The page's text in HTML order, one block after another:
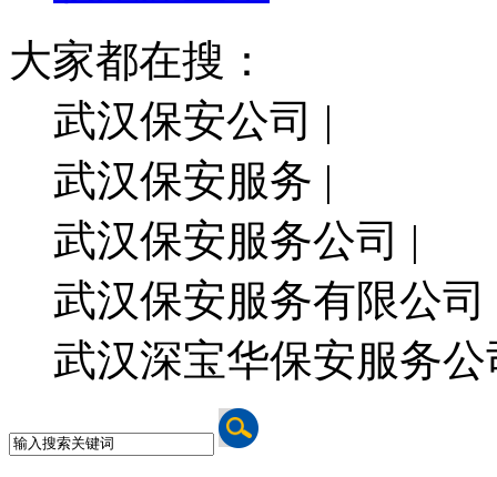
大家都在搜：
武汉保安公司 |
武汉保安服务 |
武汉保安服务公司 |
武汉保安服务有限公司
武汉深宝华保安服务公